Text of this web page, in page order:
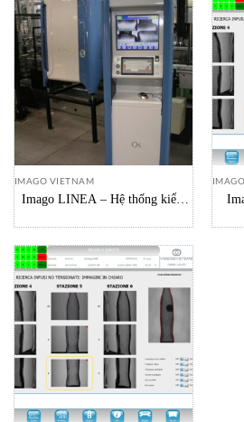
IMAGO VIETNAM
Imago LINEA – Hệ thống kiểm